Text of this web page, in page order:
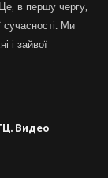
в першу чергу,
сучасності. Ми
і зайвої
Видео